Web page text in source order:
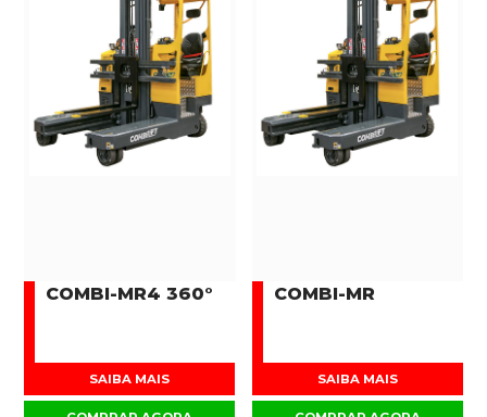
COMBI-MR4 360°
SAIBA MAIS
COMBI-MR
SAIBA MAIS